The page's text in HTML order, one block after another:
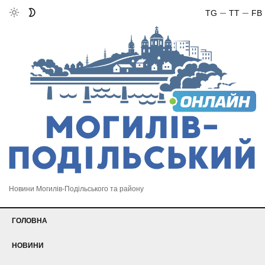
FB
TT
TG
Новини Могилів-Подільського та району
ГОЛОВНА
НОВИНИ